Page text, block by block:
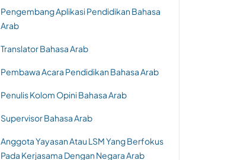
Pengembang Aplikasi Pendidikan Bahasa
Arab
Translator Bahasa Arab
Pembawa Acara Pendidikan Bahasa Arab
Penulis Kolom Opini Bahasa Arab
Supervisor Bahasa Arab
Anggota Yayasan Atau LSM Yang Berfokus
Pada Kerjasama Dengan Negara Arab